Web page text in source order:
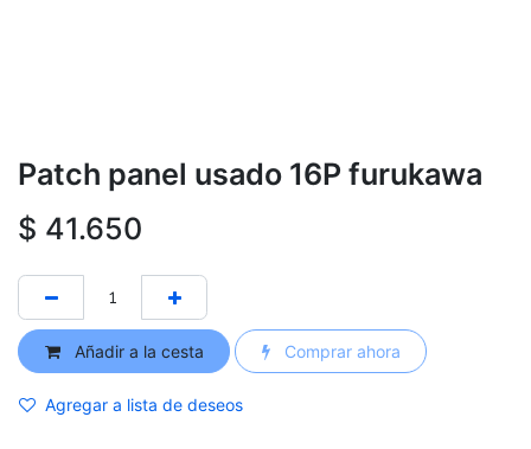
Patch panel usado 16P furukawa
$ 41.650
Añadir a la cesta Comprar ahora
Agregar a lista de deseos